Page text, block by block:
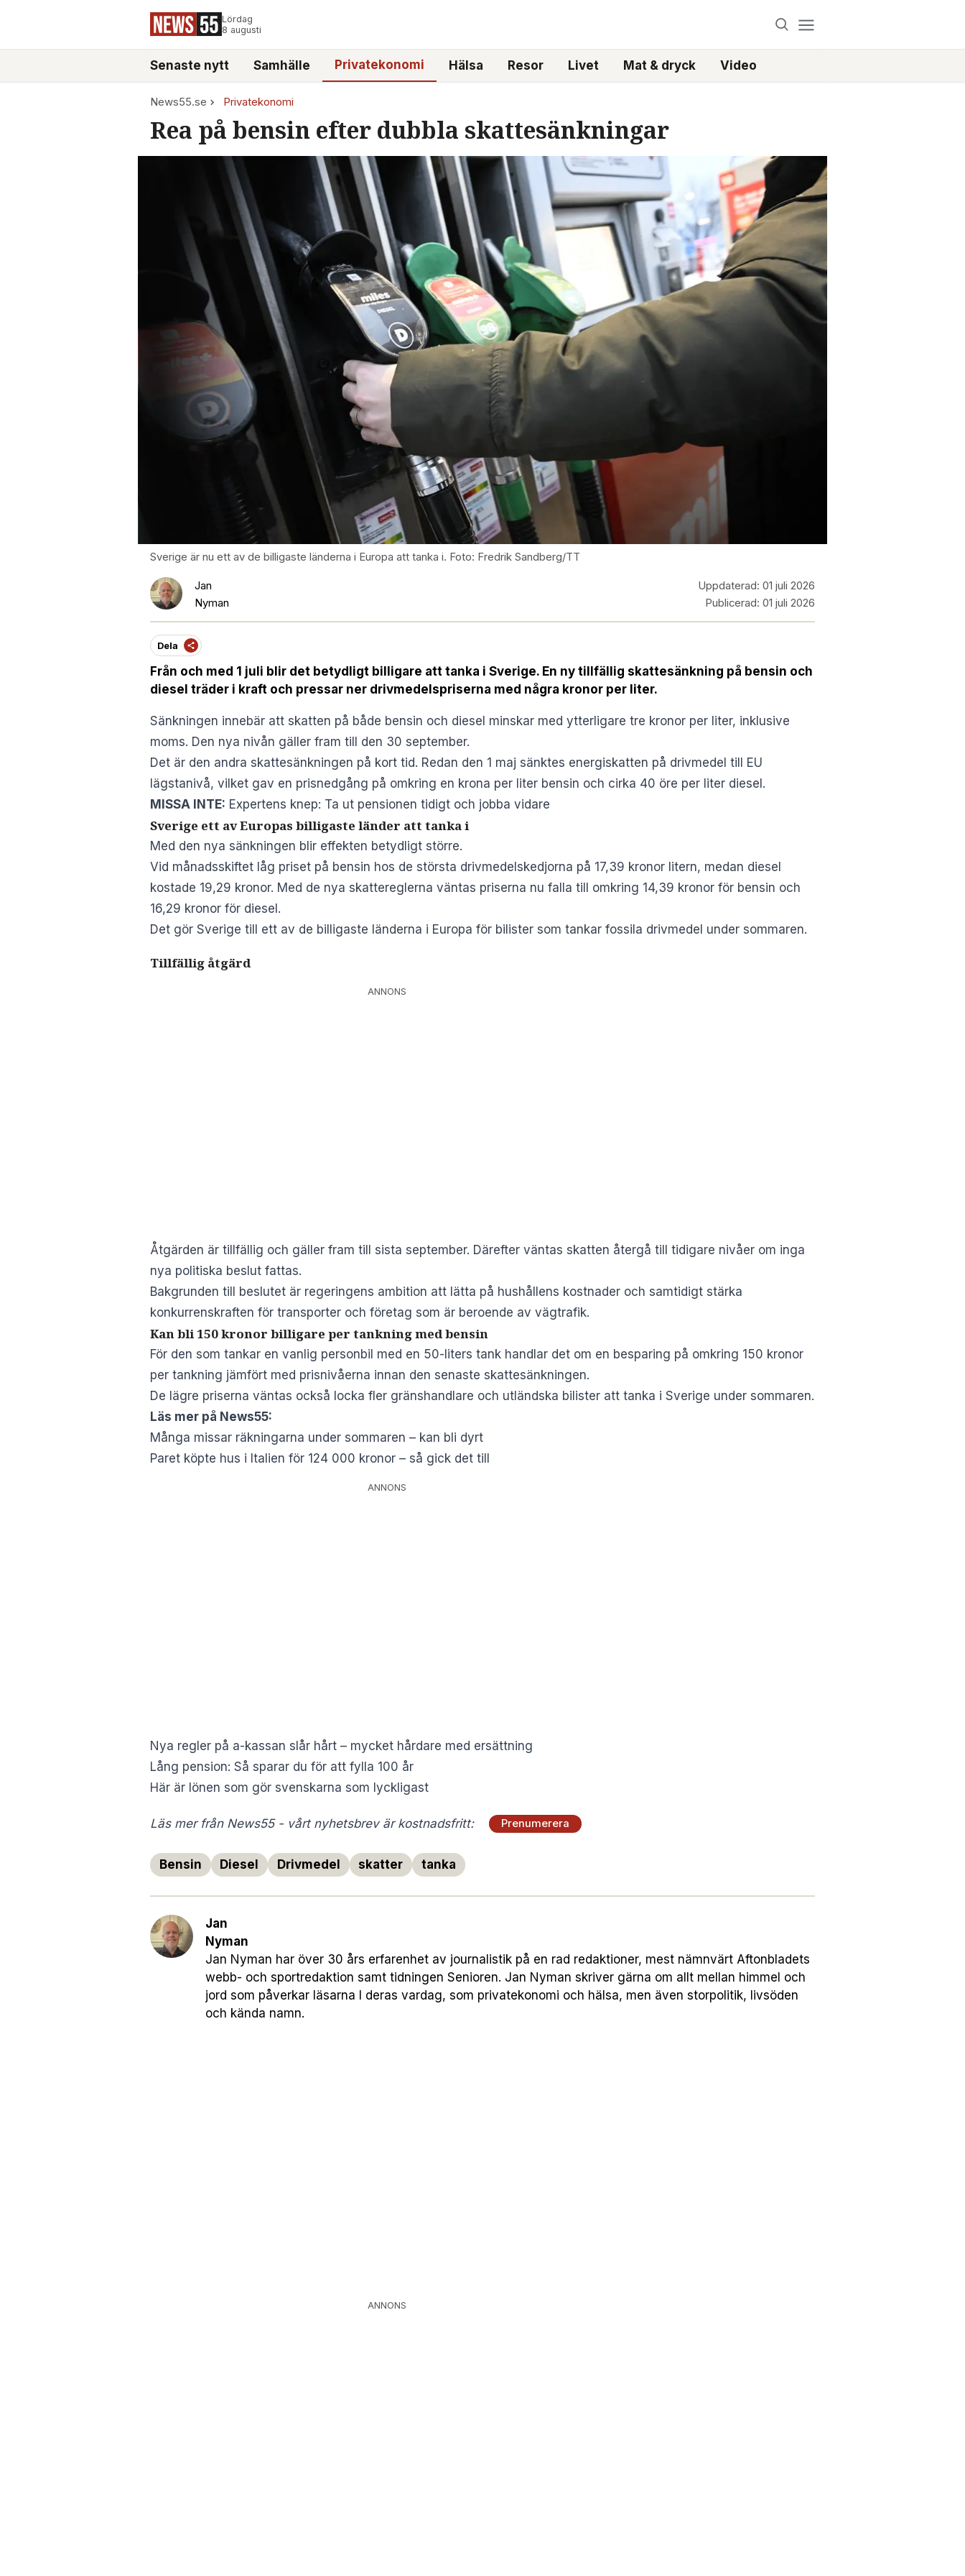
Lördag
8 augusti
Senaste nytt Samhälle Privatekonomi Hälsa Resor Livet Mat & dryck Video
News55.se Privatekonomi
Rea på bensin efter dubbla skattesänkningar
Sverige är nu ett av de billigaste länderna i Europa att tanka i. Foto: Fredrik Sandberg/TT
Jan
Nyman
Uppdaterad: 01 juli 2026
Publicerad: 01 juli 2026
Dela
Från och med 1 juli blir det betydligt billigare att tanka i Sverige. En ny tillfällig skattesänkning på bensin och
diesel träder i kraft och pressar ner drivmedelspriserna med några kronor per liter.
Sänkningen innebär att skatten på både bensin och diesel minskar med ytterligare tre kronor per liter, inklusive
moms. Den nya nivån gäller fram till den 30 september.
Det är den andra skattesänkningen på kort tid. Redan den 1 maj sänktes energiskatten på drivmedel till EU
lägstanivå, vilket gav en prisnedgång på omkring en krona per liter bensin och cirka 40 öre per liter diesel.
MISSA INTE: Expertens knep: Ta ut pensionen tidigt och jobba vidare
Sverige ett av Europas billigaste länder att tanka i
Med den nya sänkningen blir effekten betydligt större.
Vid månadsskiftet låg priset på bensin hos de största drivmedelskedjorna på 17,39 kronor litern, medan diesel
kostade 19,29 kronor. Med de nya skattereglerna väntas priserna nu falla till omkring 14,39 kronor för bensin och
16,29 kronor för diesel.
Det gör Sverige till ett av de billigaste länderna i Europa för bilister som tankar fossila drivmedel under sommaren.
Tillfällig åtgärd
ANNONS
Åtgärden är tillfällig och gäller fram till sista september. Därefter väntas skatten återgå till tidigare nivåer om inga
nya politiska beslut fattas.
Bakgrunden till beslutet är regeringens ambition att lätta på hushållens kostnader och samtidigt stärka
konkurrenskraften för transporter och företag som är beroende av vägtrafik.
Kan bli 150 kronor billigare per tankning med bensin
För den som tankar en vanlig personbil med en 50-liters tank handlar det om en besparing på omkring 150 kronor
per tankning jämfört med prisnivåerna innan den senaste skattesänkningen.
De lägre priserna väntas också locka fler gränshandlare och utländska bilister att tanka i Sverige under sommaren.
Läs mer på News55:
Många missar räkningarna under sommaren – kan bli dyrt
Paret köpte hus i Italien för 124 000 kronor – så gick det till
ANNONS
Nya regler på a-kassan slår hårt – mycket hårdare med ersättning
Lång pension: Så sparar du för att fylla 100 år
Här är lönen som gör svenskarna som lyckligast
Läs mer från News55 - vårt nyhetsbrev är kostnadsfritt: Prenumerera
Bensin Diesel Drivmedel skatter tanka
Jan
Nyman
Jan Nyman har över 30 års erfarenhet av journalistik på en rad redaktioner, mest nämnvärt Aftonbladets
webb- och sportredaktion samt tidningen Senioren. Jan Nyman skriver gärna om allt mellan himmel och
jord som påverkar läsarna I deras vardag, som privatekonomi och hälsa, men även storpolitik, livsöden
och kända namn.
ANNONS